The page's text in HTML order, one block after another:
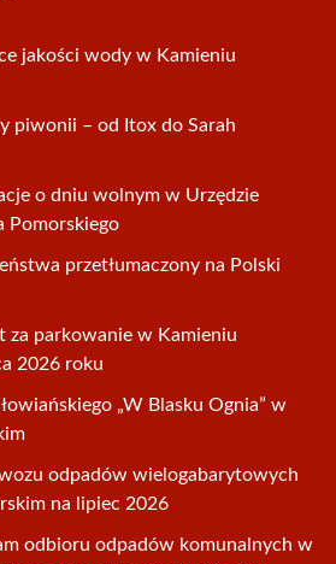
jakości wody w Kamieniu
piwonii – od Itox do Sarah
o dniu wolnym w Urzędzie
Pomorskiego
przetłumaczony na Polski
za parkowanie w Kamieniu
2026 roku
„W Blasku Ognia” w
odpadów wielogabarytowych
na lipiec 2026
odbioru odpadów komunalnych w